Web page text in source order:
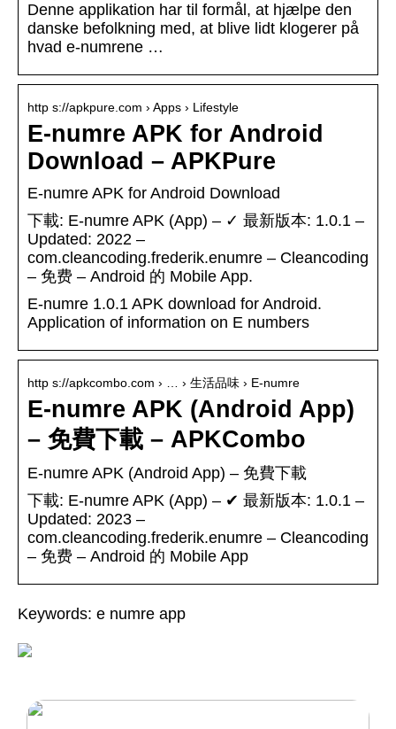
Denne applikation har til formål, at hjælpe den
danske befolkning med, at blive lidt klogerer på
hvad e-numrene …
http s://apkpure.com › Apps › Lifestyle
E-numre APK for Android
Download – APKPure
E-numre APK for Android Download
下載: E-numre APK (App) – ✓ 最新版本: 1.0.1 –
Updated: 2022 –
com.cleancoding.frederik.enumre – Cleancoding
– 免费 – Android 的 Mobile App.
E-numre 1.0.1 APK download for Android.
Application of information on E numbers
http s://apkcombo.com › … › 生活品味 › E-numre
E-numre APK (Android App)
– 免費下載 – APKCombo
E-numre APK (Android App) – 免費下載
下載: E-numre APK (App) – ✔ 最新版本: 1.0.1 –
Updated: 2023 –
com.cleancoding.frederik.enumre – Cleancoding
– 免费 – Android 的 Mobile App
Keywords: e numre app